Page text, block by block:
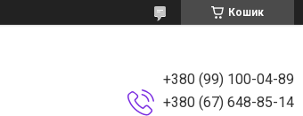
Кошик
+380 (99) 100-04-89
+380 (67) 648-85-14